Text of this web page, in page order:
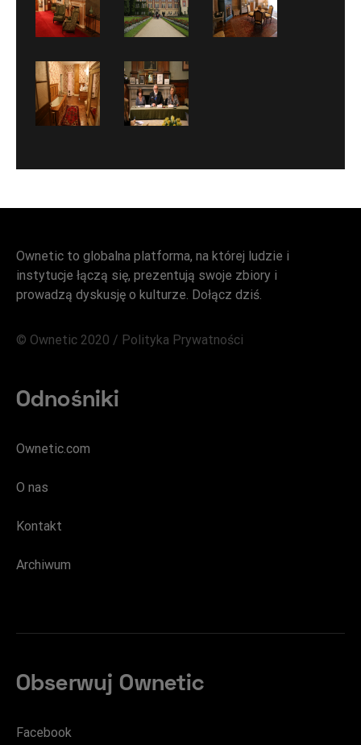
Ownetic to globalna platforma, na której ludzie i
instytucje łączą się, prezentują swoje zbiory i
prowadzą dyskusję o kulturze. Dołącz dziś.
© Ownetic 2020 / Polityka Prywatności
Odnośniki
Ownetic.com
O nas
Kontakt
Archiwum
Obserwuj Ownetic
Facebook